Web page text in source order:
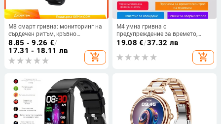
M8 смарт гривна: мониторинг на
сърдечен ритъм, кръвно
налягане, сън, крачкомер и
кислород в кръвта
8.85 - 9.26 €/
17.31 - 18.11 лв
add_shopping_cart
M4 умна гривна с
предупреждение за времето,
аларма, крачкомер, Bluetooth,
Android съвместим, живот на
батерията 7–14 дни
19.08 €/37.32 лв
add_shopping_cart